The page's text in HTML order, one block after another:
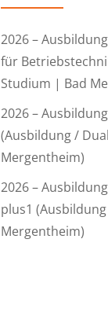
2026 –
für
Studium | Bad
2026 –
(Ausbildung /
Mergentheim)
2026 –
plus1
Mergentheim)